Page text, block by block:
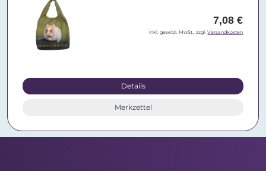
7,08 €
inkl. gesetzl. MwSt., zzgl.Versandkosten
Details
Merkzettel